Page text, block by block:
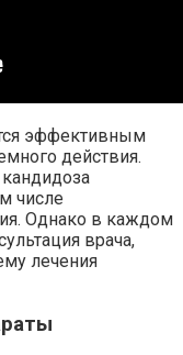
эффективным
действия.
числе
Однако в каждом
врача,
лечения